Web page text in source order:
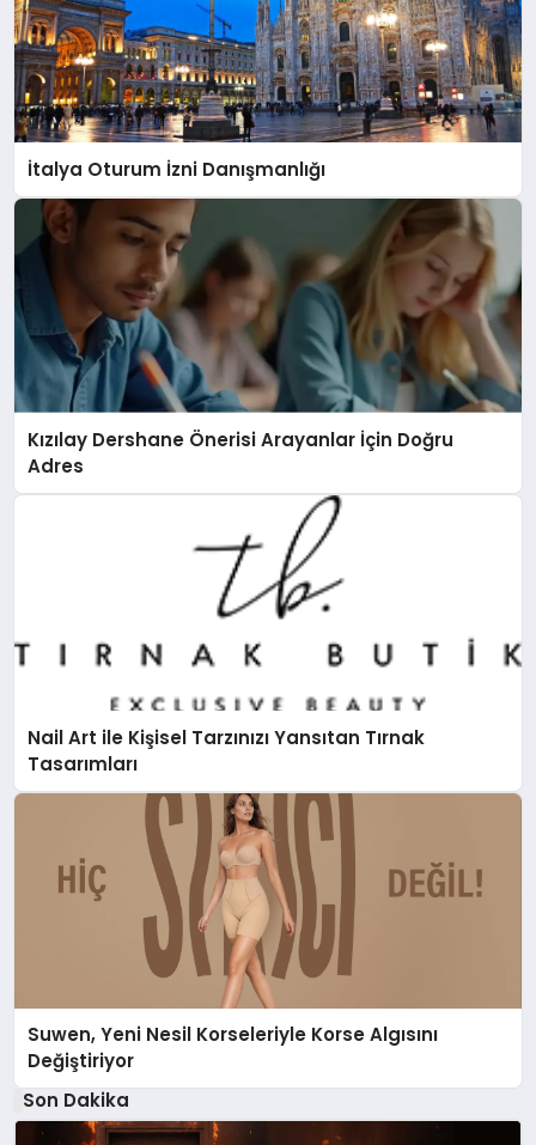
İtalya Oturum İzni Danışmanlığı
Kızılay Dershane Önerisi Arayanlar İçin Doğru
Adres
Nail Art ile Kişisel Tarzınızı Yansıtan Tırnak
Tasarımları
Suwen, Yeni Nesil Korseleriyle Korse Algısını
Değiştiriyor
Son Dakika